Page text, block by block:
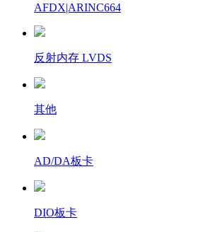
AFDX|ARINC664
反射内存 LVDS
其他
AD/DA板卡
DIO板卡